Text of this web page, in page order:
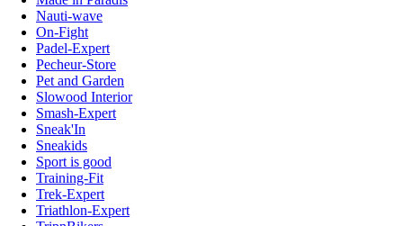
Nauti-wave
On-Fight
Padel-Expert
Pecheur-Store
Pet and Garden
Slowood Interior
Smash-Expert
Sneak'In
Sneakids
Sport is good
Training-Fit
Trek-Expert
Triathlon-Expert